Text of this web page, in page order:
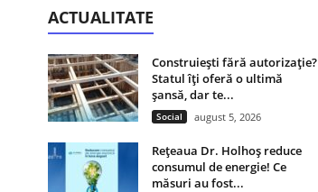
ACTUALITATE
Construiești fără autorizație?
Statul îți oferă o ultimă
șansă, dar te...
Social august 5, 2026
Rețeaua Dr. Holhoș reduce
consumul de energie! Ce
măsuri au fost...